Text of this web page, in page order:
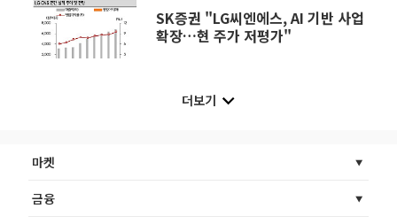
SK증권 "LG씨엔에스, AI 기반 사업
확장…현 주가 저평가"
더보기
마켓
금융